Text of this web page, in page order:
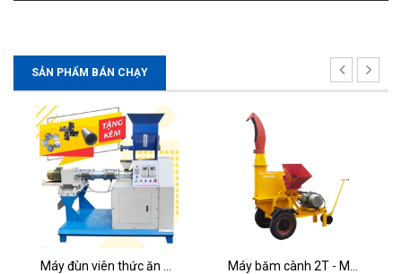
SẢN PHẨM BÁN CHẠY
Máy trộn thức ăn chăn nuôi MTD7.5KW-01